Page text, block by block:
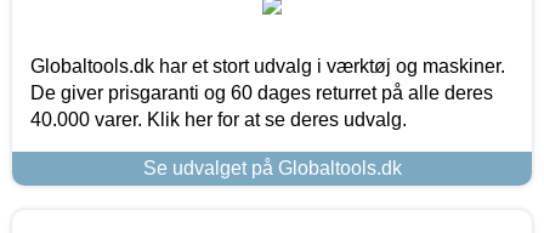
Globaltools.dk har et stort udvalg i værktøj og maskiner.
De giver prisgaranti og 60 dages returret på alle deres
40.000 varer. Klik her for at se deres udvalg.
Se udvalget på Globaltools.dk